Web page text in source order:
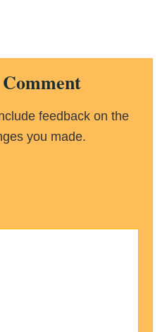
feedback on the
you made.